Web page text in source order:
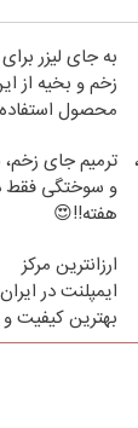
به جای لیزر
زخم و بخیه از
محصول
ترمیم جای زخم،
هفته!!😍
ارزانترین مرکز
ایمپلنت در
بهترین کیفیت و
قیمت